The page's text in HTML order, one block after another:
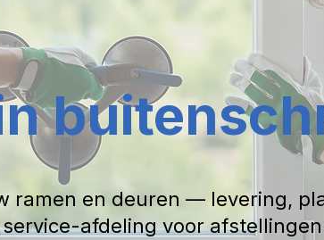
ramen en deuren — levering,
afdeling voor